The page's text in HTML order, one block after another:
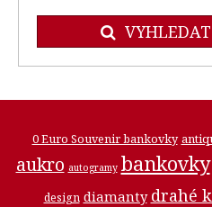
0 Euro Souvenir bankovky
aukro autogramy bankovky
design diamanty drahé